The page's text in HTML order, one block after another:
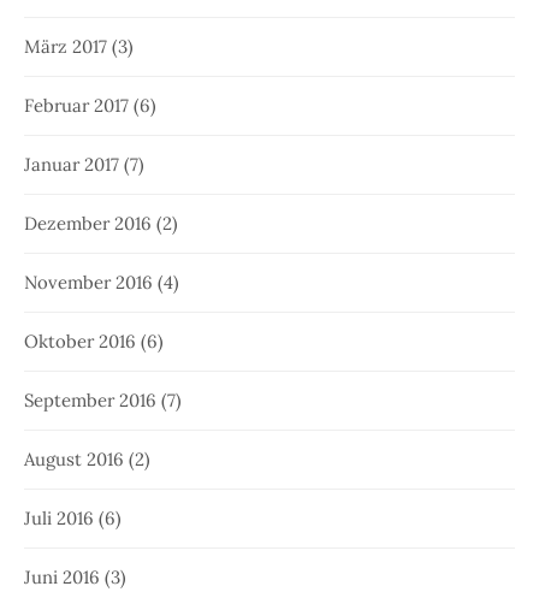
März 2017 (3)
Februar 2017 (6)
Januar 2017 (7)
Dezember 2016 (2)
November 2016 (4)
Oktober 2016 (6)
September 2016 (7)
August 2016 (2)
Juli 2016 (6)
Juni 2016 (3)